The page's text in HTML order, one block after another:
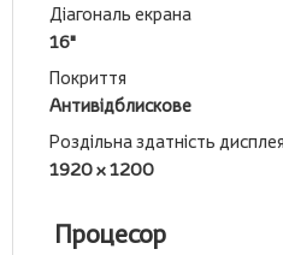
Діагональ екрана
16"
Покриття
Антивідблискове
Роздільна здатність дисплея
1920 x 1200
Процесор